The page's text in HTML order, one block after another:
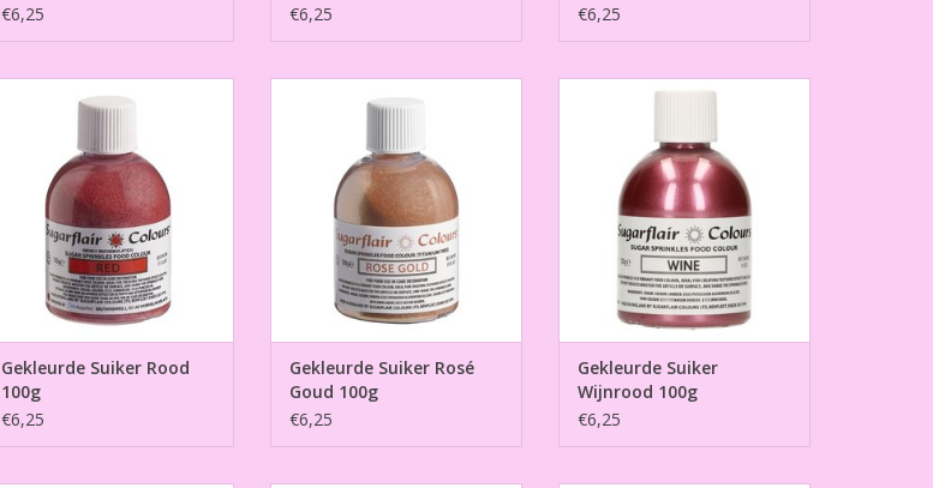
€6,25
€6,25
€6,25
Gekleurde Suiker Rood
100g
€6,25
100g
TOEVOEGEN AAN WINKELWAGEN
Gekleurde Suiker Rosé
Goud 100g
€6,25
Gekleurde Suiker Wijnrood 100g
Gekleurde Suiker
Wijnrood 100g
€6,25